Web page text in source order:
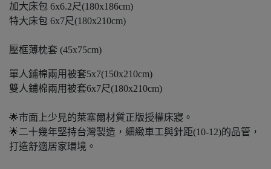
加大床包 6x6.2尺(180x186cm)
特大床包 6x7尺(180x210cm)
壓框薄枕套 (45x75cm)
單人鋪棉兩用被套5x7(150x210cm)
雙人鋪棉兩用被套6x7尺(180x210cm)
🌟市⾯上少⾒的萊塞爾材質正版授權床寢。
🌟⼆十幾年堅持台灣製造，細緻⾞工與針距(10-12)的品管，
打造舒適居家環境。